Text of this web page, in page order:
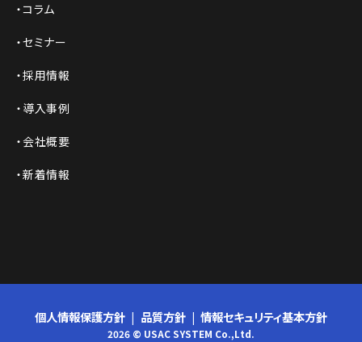
コラム
セミナー
採用情報
導入事例
会社概要
新着情報
個人情報保護方針 品質方針 情報セキュリティ基本方針
2026 © USAC SYSTEM Co.,Ltd.